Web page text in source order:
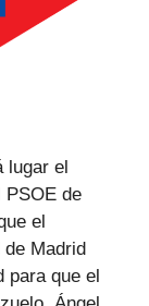
lugar el
PSOE de
el
Madrid
para que el